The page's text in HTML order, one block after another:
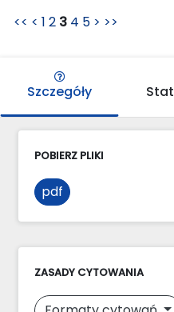
<< < 1 2 3 4 5 > >>
Szczegóły
POBIERZ PLIKI
pdf
ZASADY CYTOWANIA